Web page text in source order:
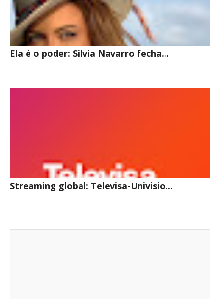
Ela é o poder: Silvia Navarro fecha...
Streaming global: Televisa-Univisio...